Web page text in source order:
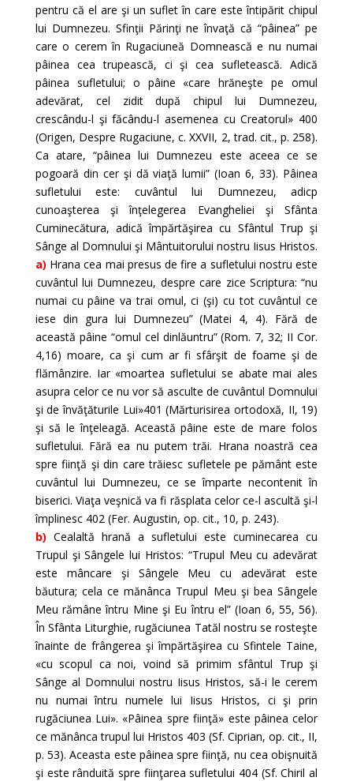
pentru că el are şi un suflet în care este întipărit chipul
lui Dumnezeu. Sfinţii Părinţi ne învaţă că “pâinea” pe
care o cerem în Rugaciuneă Domnească e nu numai
pâinea cea trupească, ci şi cea sufletească. Adică
pâinea sufletului; o pâine «care hrăneşte pe omul
adevărat, cel zidit după chipul lui Dumnezeu,
crescându-l şi făcându-l asemenea cu Creatorul» 400
(Origen, Despre Rugaciune, c. XXVII, 2, trad. cit., p. 258).
Ca atare, “pâinea lui Dumnezeu este aceea ce se
pogoară din cer şi dă viaţă lumii” (Ioan 6, 33). Pâinea
sufletului este: cuvântul lui Dumnezeu, adicp
cunoaşterea şi înţelegerea Evangheliei şi Sfânta
Cuminecătura, adică împărtăşirea cu Sfântul Trup şi
Sânge al Domnului şi Mântuitorului nostru Iisus Hristos.
a) Hrana cea mai presus de fire a sufletului nostru este
cuvântul lui Dumnezeu, despre care zice Scriptura: “nu
numai cu pâine va trai omul, ci (şi) cu tot cuvântul ce
iese din gura lui Dumnezeu” (Matei 4, 4). Fără de
această pâine “omul cel dinlăuntru” (Rom. 7, 32; II Cor.
4,16) moare, ca şi cum ar fi sfârşit de foame şi de
flămânzire. Iar «moartea sufletului se abate mai ales
asupra celor ce nu vor să asculte de cuvântul Domnului
şi de învăţăturile Lui»401 (Mărturisirea ortodoxă, II, 19)
şi să le înţeleagă. Această pâine este de mare folos
sufletului. Fără ea nu putem trăi. Hrana noastră cea
spre fiinţă şi din care trăiesc sufletele pe pământ este
cuvântul lui Dumnezeu, ce se împarte necontenit în
biserici. Viaţa veşnică va fi răsplata celor ce-l ascultă şi-l
împlinesc 402 (Fer. Augustin, op. cit., 10, p. 243).
b) Cealaltă hrană a sufletului este cuminecarea cu
Trupul şi Sângele lui Hristos: “Trupul Meu cu adevărat
este mâncare şi Sângele Meu cu adevărat este
băutura; cela ce mănânca Trupul Meu şi bea Sângele
Meu rămâne întru Mine şi Eu întru el” (Ioan 6, 55, 56).
În Sfânta Liturghie, rugăciunea Tatăl nostru se rosteşte
înainte de frângerea şi împărtăşirea cu Sfintele Taine,
«cu scopul ca noi, voind să primim sfântul Trup şi
Sânge al Domnului nostru Iisus Hristos, să-i le cerem
nu numai întru numele lui Iisus Hristos, ci şi prin
rugăciunea Lui». «Pâinea spre fiinţă» este pâinea celor
ce mănânca trupul lui Hristos 403 (Sf. Ciprian, op. cit., II,
p. 53). Aceasta este pâinea spre fiinţă, nu cea obişnuită
şi este rânduită spre fiinţarea sufletului 404 (Sf. Chiril al